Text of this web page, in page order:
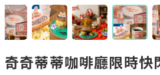
奇奇蒂蒂咖啡廳限時快